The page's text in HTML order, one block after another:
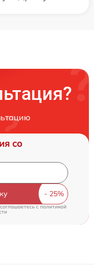
со
cполитикой